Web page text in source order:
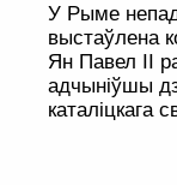
У Рыме
выстаўлена
Ян Павел ІІ
адчыніўшы
каталіцкага